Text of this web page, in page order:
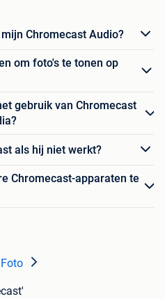
Chromecast Audio?
om foto's te tonen op
gebruik van Chromecast
als hij niet werkt?
Chromecast-apparaten te